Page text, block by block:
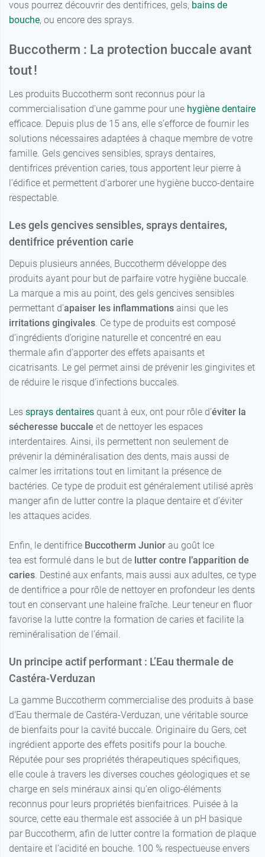
vous pourrez découvrir des dentifrices, gels, bains de
bouche, ou encore des sprays.
Buccotherm : La protection buccale avant
tout !
Les produits Buccotherm sont reconnus pour la
commercialisation d'une gamme pour une hygiène dentaire
efficace. Depuis plus de 15 ans, elle s’efforce de fournir les
solutions nécessaires adaptées à chaque membre de votre
famille. Gels gencives sensibles, sprays dentaires,
dentifrices prévention caries, tous apportent leur pierre à
l’édifice et permettent d’arborer une hygiène bucco-dentaire
respectable.
Les gels gencives sensibles, sprays dentaires,
dentifrice prévention carie
Depuis plusieurs années, Buccotherm développe des
produits ayant pour but de parfaire votre hygiène buccale.
La marque a mis au point, des gels gencives sensibles
permettant d’apaiser les inflammations ainsi que les
irritations gingivales. Ce type de produits est composé
d’ingrédients d’origine naturelle et concentré en eau
thermale afin d’apporter des effets apaisants et
cicatrisants. Le gel permet ainsi de prévenir les gingivites et
de réduire le risque d’infections buccales.
Les sprays dentaires quant à eux, ont pour rôle d’éviter la
sécheresse buccale et de nettoyer les espaces
interdentaires. Ainsi, ils permettent non seulement de
prévenir la déminéralisation des dents, mais aussi de
calmer les irritations tout en limitant la présence de
bactéries. Ce type de produit est généralement utilisé après
manger afin de lutter contre la plaque dentaire et d’éviter
les attaques acides.
Enfin, le dentifrice Buccotherm Junior au goût Ice
tea est formulé dans le but de lutter contre l’apparition de
caries. Destiné aux enfants, mais aussi aux adultes, ce type
de dentifrice a pour rôle de nettoyer en profondeur les dents
tout en conservant une haleine fraîche. Leur teneur en fluor
favorise la lutte contre la formation de caries et facilite la
reminéralisation de l’émail.
Un principe actif performant : L’Eau thermale de
Castéra-Verduzan
La gamme Buccotherm commercialise des produits à base
d’Eau thermale de Castéra-Verduzan, une véritable source
de bienfaits pour la cavité buccale. Originaire du Gers, cet
ingrédient apporte des effets positifs pour la bouche.
Réputée pour ses propriétés thérapeutiques spécifiques,
elle coule à travers les diverses couches géologiques et se
charge en sels minéraux ainsi qu’en oligo-éléments
reconnus pour leurs propriétés bienfaitrices. Puisée à la
source, cette eau thermale est associée à un pH basique
par Buccotherm, afin de lutter contre la formation de plaque
dentaire et l’acidité en bouche. 100 % respectueuse envers